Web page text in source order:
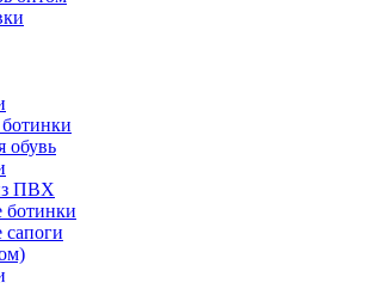
обувь
ПВХ
ботинки
сапоги